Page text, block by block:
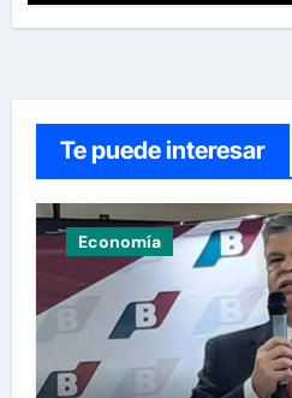
Te puede interesar
Economía